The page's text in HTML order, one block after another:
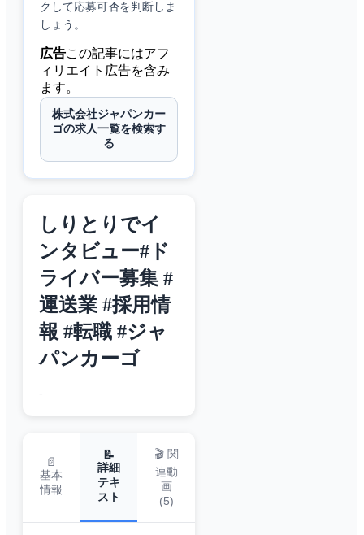
クして応募可否を判断しま
しょう。
広告この記事にはアフ
ィリエイト広告を含み
ます。
株式会社ジャパンカー
ゴの求人一覧を検索す
る
しりとりでイ
ンタビュー#ド
ライバー募集 #
運送業 #採用情
報 #転職 #ジャ
パンカーゴ
-
📄
基本
情報
📝
詳細
テキ
スト
🎬 関
連動
画
(5)